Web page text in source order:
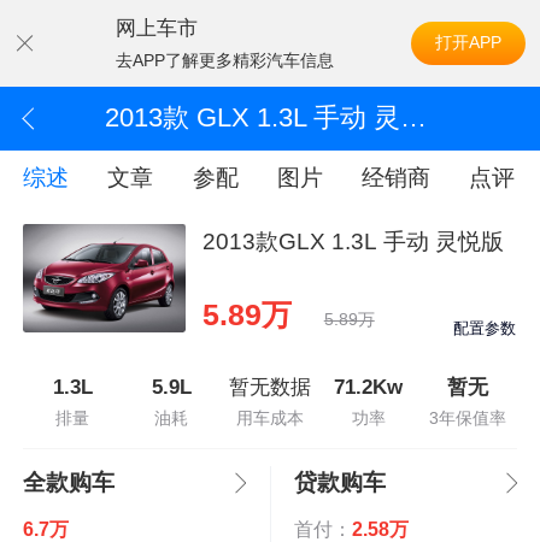
网上车市
去APP了解更多精彩汽车信息
打开APP
2013款 GLX 1.3L 手动 灵悦版
综述 文章 参配 图片 经销商 点评
2013款GLX 1.3L 手动 灵悦版
5.89万 5.89万 配置参数
1.3L
排量
5.9L
油耗
暂无数据
用车成本
71.2Kw
功率
暂无
3年保值率
全款购车
6.7万
贷款购车
首付： 2.58万